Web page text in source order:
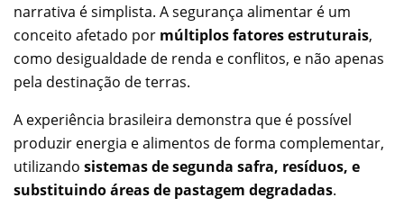
narrativa é simplista. A segurança alimentar é um
conceito afetado por múltiplos fatores estruturais,
como desigualdade de renda e conflitos, e não apenas
pela destinação de terras.
A experiência brasileira demonstra que é possível
produzir energia e alimentos de forma complementar,
utilizando sistemas de segunda safra, resíduos, e
substituindo áreas de pastagem degradadas.